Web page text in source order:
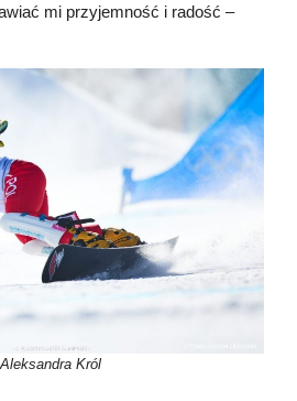
mi przyjemność i radość –
Aleksandra Król